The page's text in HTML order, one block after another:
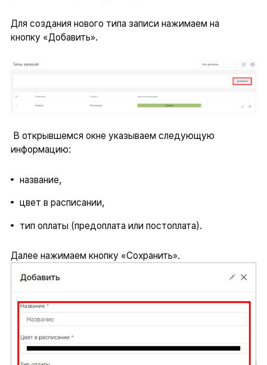
Для создания нового типа записи нажимаем на
кнопку «Добавить».
В открывшемся окне указываем следующую
информацию:
название,
цвет в расписании,
тип оплаты (предоплата или постоплата).
Далее нажимаем кнопку «Сохранить».